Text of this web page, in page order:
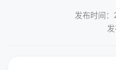
发布时间